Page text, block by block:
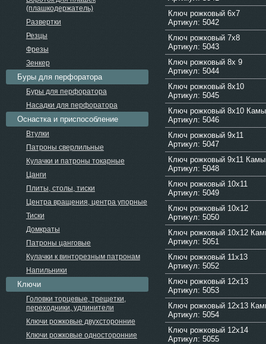
Ключ рожковый 6х7
Артикул: 5042
Ключ рожковый 7х8
Артикул: 5043
Ключ рожковый 8х 9
Артикул: 5044
Ключ рожковый 8х10
Артикул: 5045
Ключ рожковый 8х10
Артикул: 5046
Ключ рожковый 9х11
Артикул: 5047
Ключ рожковый 9х11
Артикул: 5048
Ключ рожковый 10х11
Артикул: 5049
Ключ рожковый 10х12
Артикул: 5050
Ключ рожковый 10х12
Артикул: 5051
Ключ рожковый 11х13
Артикул: 5052
Ключ рожковый 12х13
Артикул: 5053
Ключ рожковый 12х13
Артикул: 5054
Ключ рожковый 12х14
Артикул: 5055
(плашкодержатель)
Развертки
Резцы
Фрезы
Зенкер
Буры для перфоратора
Буры для перфоратора
Насадки для перфоратора
Оснастка и приспособление
Втулки
Патроны сверлильные
Кулачки и патроны токарные
Цанги
Плиты, столы, тиски
Центра вращения, центра упорные
Тиски
Домкраты
Патроны цанговые
Кулачки к винторезным патронам
Напильники
Ключи
Головки торцевые, трещетки,
переходники, удлинители
Ключи рожковые двухсторонние
Ключи рожковые односторонние